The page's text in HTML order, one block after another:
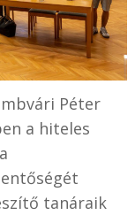
Péter
a hiteles
tanáraik